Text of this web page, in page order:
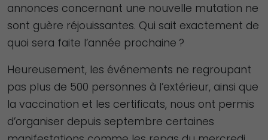
annonces concernant une nouvelle mutation ne
sont guère réjouissantes. Qui sait exactement de
quoi sera faite l’année prochaine ?
Heureusement, les événements ne regroupant
pas plus de 500 personnes à l’extérieur, ainsi que
la vaccination et les certificats, nous ont permis
d’organiser depuis septembre certaines